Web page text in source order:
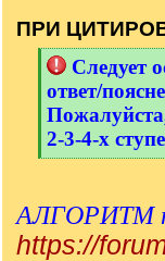
]
ПРИ
[
]
Следует
ответ/
2-3-4-х
[
]
АЛГОРИТМ
https://